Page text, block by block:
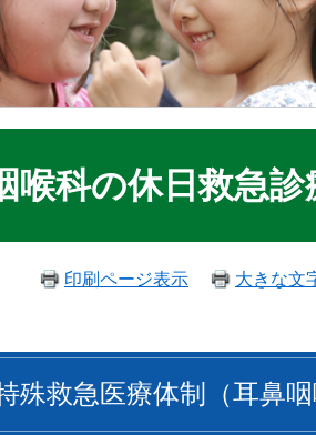
喉科の休日救急診
印刷ページ表示 大きな文
殊救急医療体制（耳鼻